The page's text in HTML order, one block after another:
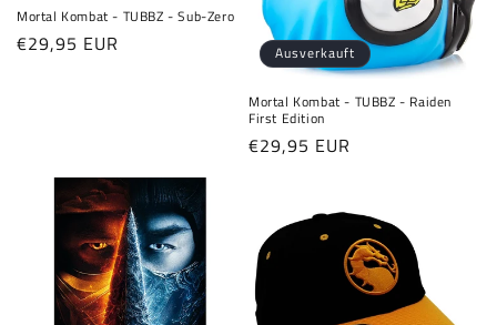
Mortal Kombat - TUBBZ - Sub-Zero
Normaler
€29,95 EUR Ausverkauft
Mortal Kombat - TUBBZ - Raiden
First Edition
Normaler
€29,95 EUR